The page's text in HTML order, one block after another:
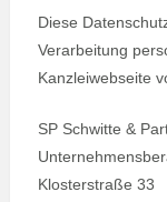
Diese
Verarbeitung
Kanzleiwebseite
SP Schwitte &
Klosterstraße 33